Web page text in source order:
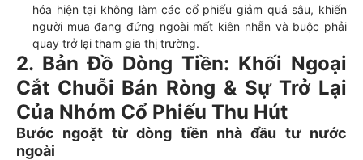
hóa hiện tại không làm các cổ phiếu giảm quá sâu, khiến
người mua đang đứng ngoài mất kiên nhẫn và buộc phải
quay trở lại tham gia thị trường.
2. Bản Đồ Dòng Tiền: Khối Ngoại
Cắt Chuỗi Bán Ròng & Sự Trở Lại
Của Nhóm Cổ Phiếu Thu Hút
Bước ngoặt từ dòng tiền nhà đầu tư nước
ngoài